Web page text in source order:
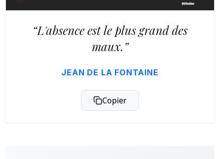
“L'absence est le plus grand des
maux.”
JEAN DE LA FONTAINE
Copier